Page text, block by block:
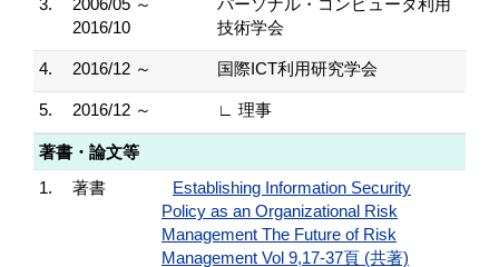
3.
2006/05 ～
2016/10
パーソナル・コンピュータ利用
技術学会
4. 2016/12 ～ 国際ICT利用研究学会
5. 2016/12 ～ ∟ 理事
著書・論文等
1.
著書
Establishing Information Security
Policy as an Organizational Risk
Management The Future of Risk
Management Vol 9,17-37頁 (共著)